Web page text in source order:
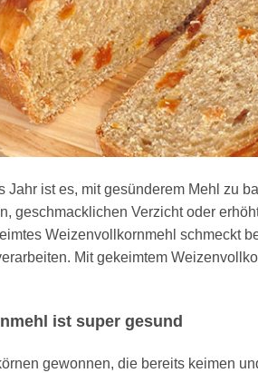
Jahr ist es, mit gesünderem Mehl zu
geschmacklichen Verzicht oder
Weizenvollkornmehl schmeckt
Mit gekeimtem
ist super gesund
gewonnen, die bereits keimen